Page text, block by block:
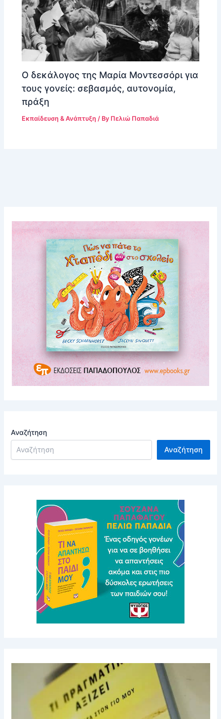
Ο δεκάλογος της Μαρία Μοντεσσόρι για
τους γονείς: σεβασμός, αυτονομία,
πράξη
Εκπαίδευση & Ανάπτυξη / By Πελιώ Παπαδιά
Αναζήτηση
Αναζήτηση